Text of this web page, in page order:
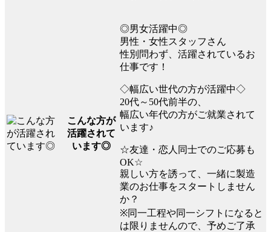
こんな方が
活躍されて
います◎
◎男女活躍中◎
男性・女性スタッフさん
性別問わず、活躍されているお
仕事です！
◇幅広い世代の方が活躍中◇
20代～50代前半の、
幅広い年代の方がご就業されて
います♪
☆友達・恋人同士でのご応募も
OK☆
親しい方を誘って、一緒に製造
業のお仕事をスタートしません
か？
※同一工程や同一シフトになると
は限りませんので、予めご了承